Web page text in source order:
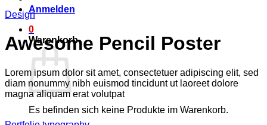
Anmelden
0
Warenkorb
Es befinden sich keine Produkte im Warenkorb.
Design
Awesome Pencil Poster
Lorem ipsum dolor sit amet, consectetuer adipiscing elit, sed
diam nonummy nibh euismod tincidunt ut laoreet dolore
magna aliquam erat volutpat